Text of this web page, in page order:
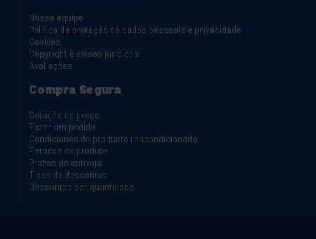
Nossa equipe
Política de proteção de dados pessoais e privacidade
Cookies
Copyright e avisos jurídicos
Avaliações
Compra Segura
Cotação de preço
Fazer um pedido
Condiciones de producto reacondicionado
Estados do produto
Prazos de entrega
Tipos de descontos
Descontos por quantidade